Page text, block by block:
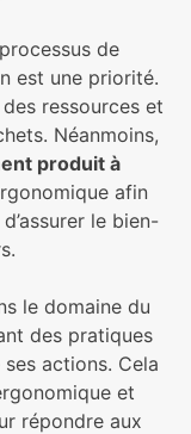
de
est une priorité.
ressources et
Néanmoins,
produit à
afin
le bien-
le domaine du
des pratiques
actions. Cela
et
répondre aux